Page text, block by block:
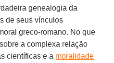
genealogia da
de seus vínculos
greco-romano. No que
a complexa relação
científicas e a moralidade